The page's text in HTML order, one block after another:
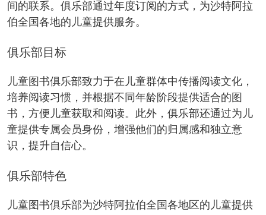
间的联系。俱乐部通过年度订阅的方式，为沙特阿拉
伯全国各地的儿童提供服务。
俱乐部目标
儿童图书俱乐部致力于在儿童群体中传播阅读文化，
培养阅读习惯，并根据不同年龄阶段提供适合的图
书，方便儿童获取和阅读。此外，俱乐部还通过为儿
童提供专属会员身份，增强他们的归属感和独立意
识，提升自信心。
俱乐部特色
儿童图书俱乐部为沙特阿拉伯全国各地区的儿童提供